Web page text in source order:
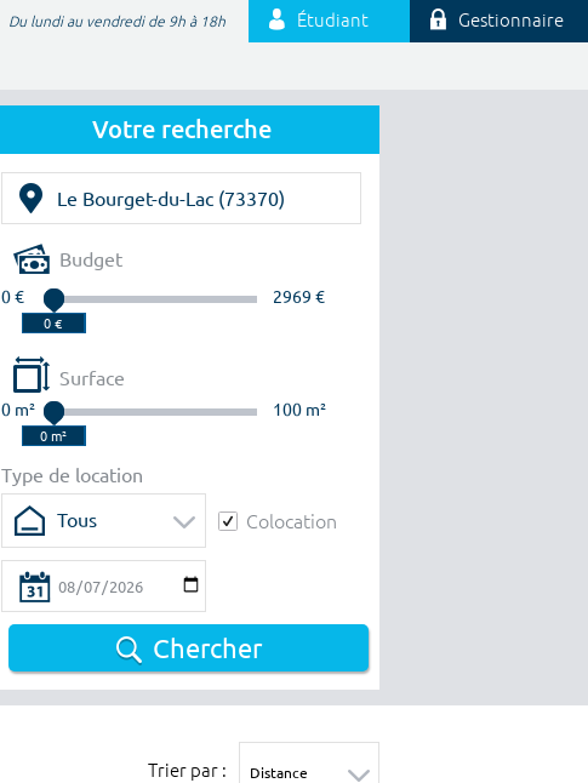
Du lundi au vendredi de 9h à 18h Étudiant Gestionnaire
Votre recherche
Budget
0 € 2969 €
Surface
0 m² 100 m²
Type de location
Tous
Colocation
Chercher
Trier par :